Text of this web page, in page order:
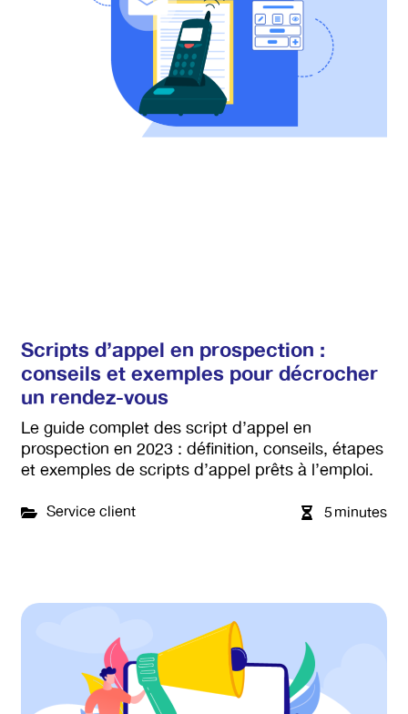
Service client
Scripts d’appel en prospection :
conseils et exemples pour décrocher
un rendez-vous
5minutes
Le guide complet des script d’appel en
prospection en 2023 : définition, conseils, étapes
et exemples de scripts d’appel prêts à l’emploi.